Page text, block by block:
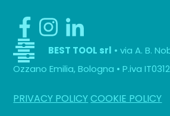
BEST TOOL srl • via A. B.
Ozzano Emilia, Bologna • P.iva
PRIVACY POLICYCOOKIE POLICY